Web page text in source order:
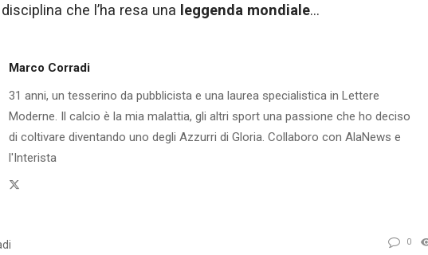
che l’ha resa una leggenda mondiale…
Marco Corradi
31 anni, un tesserino da pubblicista e una laurea specialistica in Lettere
Moderne. Il calcio è la mia malattia, gli altri sport una passione che ho deciso
di coltivare diventando uno degli Azzurri di Gloria. Collaboro con AlaNews e
l'Interista
0